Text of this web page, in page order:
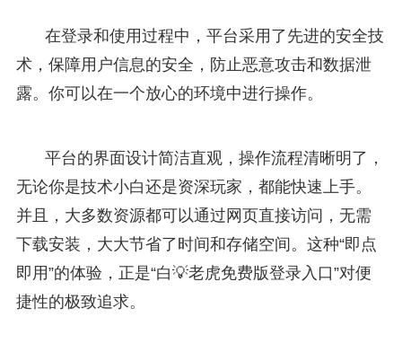
在登录和使用过程中，平台采用了先进的安全技
术，保障用户信息的安全，防止恶意攻击和数据泄
露。你可以在一个放心的环境中进行操作。
平台的界面设计简洁直观，操作流程清晰明了，
无论你是技术小白还是资深玩家，都能快速上手。
并且，大多数资源都可以通过网页直接访问，无需
下载安装，大大节省了时间和存储空间。这种“即点
即用”的体验，正是“白💡老虎免费版登录入口”对便
捷性的极致追求。